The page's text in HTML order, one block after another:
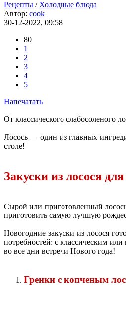
Рецепты / Холодные блюда
Автор: cook
30-12-2022, 09:58
80
1
2
3
4
5
Напечатать
От классического слабосоленого
Лосось — один из главных
столе!
Закуски из лосося
Сырой или приготовленный лосось
приготовить самую лучшую
Новогодние закуски из лосося
потребностей: с классическим
во все дни встречи Нового года!
Гренки с копченым